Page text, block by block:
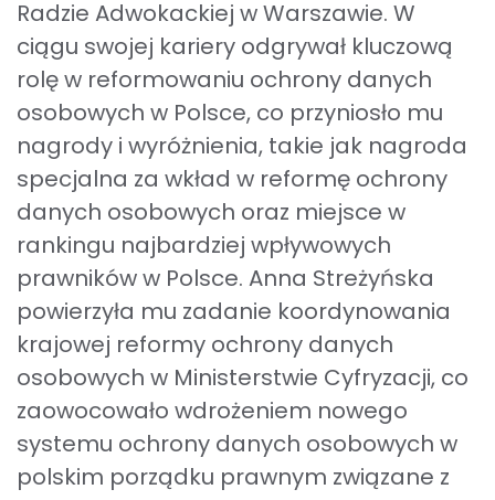
Radzie Adwokackiej w Warszawie. W
ciągu swojej kariery odgrywał kluczową
rolę w reformowaniu ochrony danych
osobowych w Polsce, co przyniosło mu
nagrody i wyróżnienia, takie jak nagroda
specjalna za wkład w reformę ochrony
danych osobowych oraz miejsce w
rankingu najbardziej wpływowych
prawników w Polsce. Anna Streżyńska
powierzyła mu zadanie koordynowania
krajowej reformy ochrony danych
osobowych w Ministerstwie Cyfryzacji, co
zaowocowało wdrożeniem nowego
systemu ochrony danych osobowych w
polskim porządku prawnym związane z